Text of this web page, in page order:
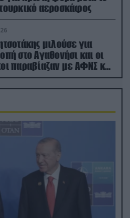
αεροσκάφος
μιλούσε για
στο Αγαθονήσι και οι
παραβίαζαν με ΑΦΝΣ και